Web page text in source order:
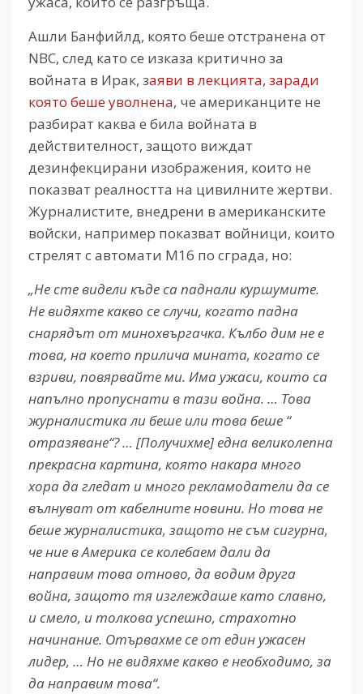
Ашли Банфийлд, която беше отстранена от
NBC, след като се изказа критично за
войната в Ирак, заяви в лекцията, заради
която беше уволнена, че американците не
разбират каква е била войната в
действителност, защото виждат
дезинфекцирани изображения, които не
показват реалността на цивилните жертви.
Журналистите, внедрени в американските
войски, например показват войници, които
стрелят с автомати М16 по сграда, но:
„Не сте видели къде са паднали куршумите.
Не видяхте какво се случи, когато падна
снарядът от минохвъргачка. Кълбо дим не е
това, на което прилича мината, когато се
взриви, повярвайте ми. Има ужаси, които са
напълно пропуснати в тази война. … Това
журналистика ли беше или това беше “
отразяване“? … [Получихме] една великолепна
прекрасна картина, която накара много
хора да гледат и много рекламодатели да се
вълнуват от кабелните новини. Но това не
беше журналистика, защото не съм сигурна,
че ние в Америка се колебаем дали да
направим това отново, да водим друга
война, защото тя изглеждаше като славно,
и смело, и толкова успешно, страхотно
начинание. Отървахме се от един ужасен
лидер, … Но не видяхме какво е необходимо, за
да направим това“.